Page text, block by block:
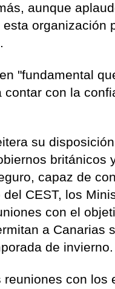
aunque
organización
"fundamental
con la
su
británicos
capaz de
CEST, los
con el
a Canarias
de invierno.
con